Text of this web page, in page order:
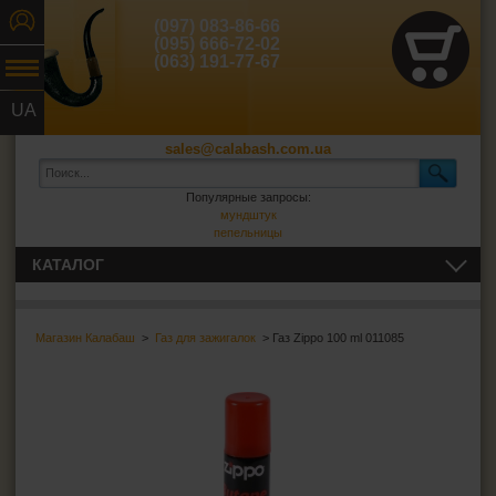
UA
(097) 083-86-66
(095) 666-72-02
(063) 191-77-67
sales@calabash.com.ua
Популярные запросы:
мундштук
пепельницы
Магазин Калабаш > Газ для зажигалок > Газ Zippo 100 ml 011085
КАТАЛОГ
ВСЁ ДЛЯ СИГАРЕТ И САМОКРУТОК
ЗАЖИГАЛКИ